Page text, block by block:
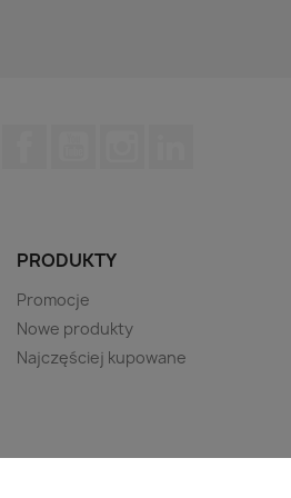
PRODUKTY
Promocje
Nowe produkty
Najczęściej kupowane